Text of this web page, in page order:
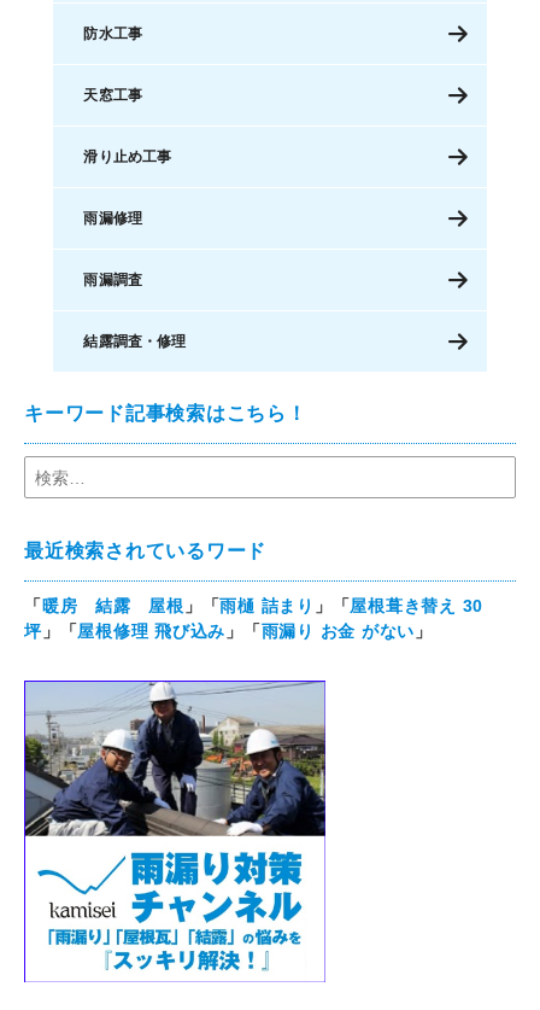
防水工事
天窓工事
滑り止め工事
雨漏修理
雨漏調査
結露調査・修理
キーワード記事検索はこちら！
最近検索されているワード
「暖房 結露 屋根 」「雨樋 詰まり 」「屋根葺き替え 30
坪」「屋根修理 飛び込み 」「雨漏り お金 がない 」